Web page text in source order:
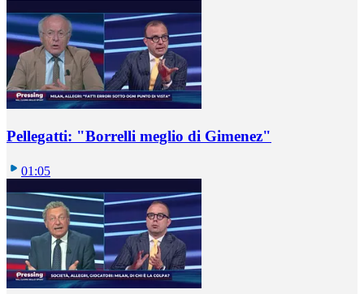
Pellegatti: "Borrelli meglio di Gimenez"
01:05